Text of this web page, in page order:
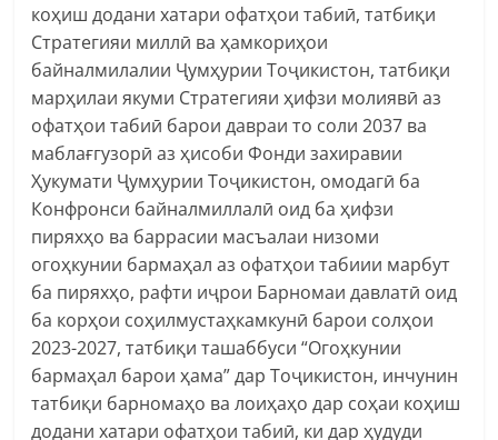
коҳиш додани хатари офатҳои табиӣ, татбиқи
Стратегияи миллӣ ва ҳамкориҳои
байналмилалии Ҷумҳурии Тоҷикистон, татбиқи
марҳилаи якуми Стратегияи ҳифзи молиявӣ аз
офатҳои табиӣ барои давраи то соли 2037 ва
маблағгузорӣ аз ҳисоби Фонди захиравии
Ҳукумати Ҷумҳурии Тоҷикистон, омодагӣ ба
Конфронси байналмиллалӣ оид ба ҳифзи
пиряхҳо ва баррасии масъалаи низоми
огоҳкунии бармаҳал аз офатҳои табиии марбут
ба пиряхҳо, рафти иҷрои Барномаи давлатӣ оид
ба корҳои соҳилмустаҳкамкунӣ барои солҳои
2023-2027, татбиқи ташаббуси “Огоҳкунии
бармаҳал барои ҳама” дар Тоҷикистон, инчунин
татбиқи барномаҳо ва лоиҳаҳо дар соҳаи коҳиш
додани хатари офатҳои табиӣ, ки дар ҳудуди